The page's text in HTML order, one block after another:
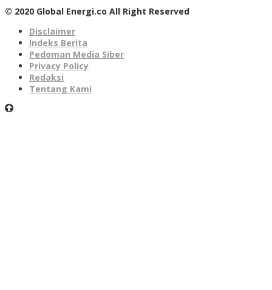
© 2020 Global Energi.co All Right Reserved
Disclaimer
Indeks Berita
Pedoman Media Siber
Privacy Policy
Redaksi
Tentang Kami